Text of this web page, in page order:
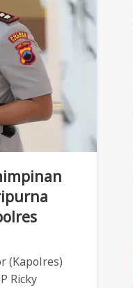
(Kapolres)
Ricky